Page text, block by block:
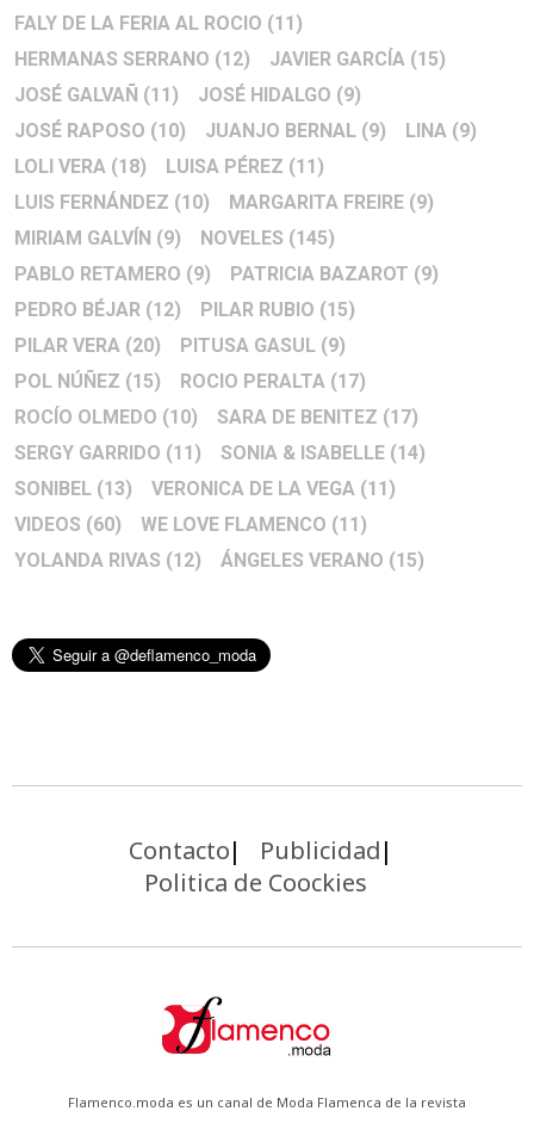
FALY DE LA FERIA AL ROCIO (11)
HERMANAS SERRANO (12) JAVIER GARCÍA (15)
JOSÉ GALVAÑ (11) JOSÉ HIDALGO (9)
JOSÉ RAPOSO (10) JUANJO BERNAL (9) LINA (9)
LOLI VERA (18) LUISA PÉREZ (11)
LUIS FERNÁNDEZ (10) MARGARITA FREIRE (9)
MIRIAM GALVÍN (9) NOVELES (145)
PABLO RETAMERO (9) PATRICIA BAZAROT (9)
PEDRO BÉJAR (12) PILAR RUBIO (15)
PILAR VERA (20) PITUSA GASUL (9)
POL NÚÑEZ (15) ROCIO PERALTA (17)
ROCÍO OLMEDO (10) SARA DE BENITEZ (17)
SERGY GARRIDO (11) SONIA & ISABELLE (14)
SONIBEL (13) VERONICA DE LA VEGA (11)
VIDEOS (60) WE LOVE FLAMENCO (11)
YOLANDA RIVAS (12) ÁNGELES VERANO (15)
Contacto
Publicidad
Politica de Coockies
Flamenco.moda es un canal de Moda Flamenca de la revista